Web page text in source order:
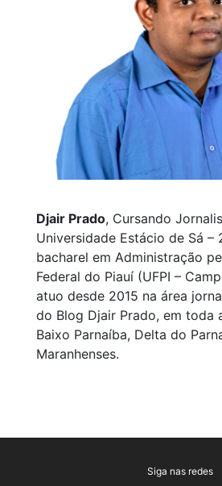
Djair Prado, Cursando
Universidade Estácio de Sá –
bacharel em Administração
Federal do Piauí (UFPI –
atuo desde 2015 na área
do Blog Djair Prado, em toda
Baixo Parnaíba, Delta do
Maranhenses.
Siga nas redes